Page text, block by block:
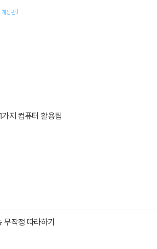
개정판]
지 컴퓨터 활용팁
무작정 따라하기